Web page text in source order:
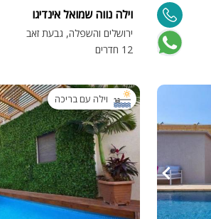
וילה נווה שמואל אינדיגו
ירושלים והשפלה, גבעת זאב
12 חדרים
וילה עם בריכה